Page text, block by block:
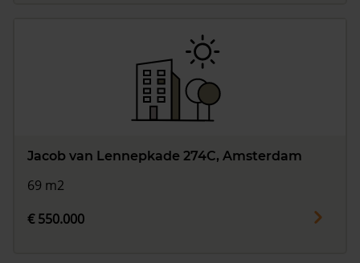
Jacob van Lennepkade 274C, Amsterdam
69 m2
€ 550.000